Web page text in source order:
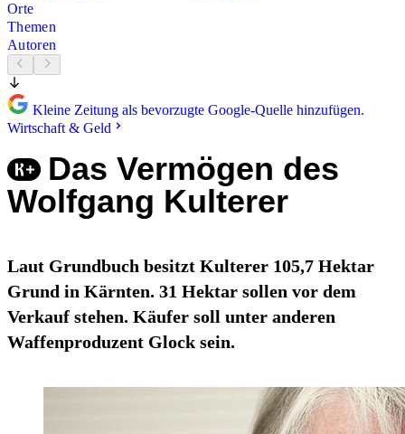
Orte
Themen
Autoren
Kleine Zeitung als bevorzugte Google-Quelle hinzufügen.
Wirtschaft & Geld
Das Vermögen des
Wolfgang Kulterer
Laut Grundbuch besitzt Kulterer 105,7 Hektar
Grund in Kärnten. 31 Hektar sollen vor dem
Verkauf stehen. Käufer soll unter anderen
Waffenproduzent Glock sein.